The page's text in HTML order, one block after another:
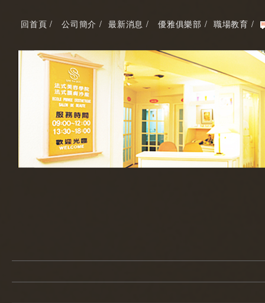
回首頁 / 公司簡介 / 最新消息 / 優雅俱樂部 / 職場教育 /